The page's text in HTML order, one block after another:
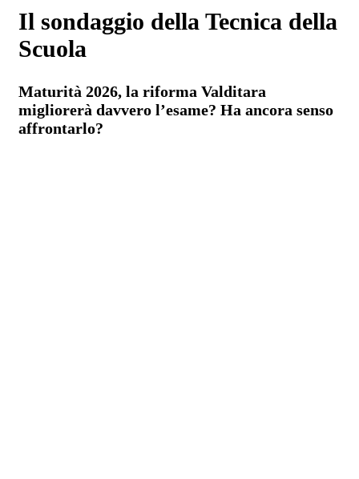
Il sondaggio della Tecnica della
Scuola
Maturità 2026, la riforma Valditara
migliorerà davvero l’esame? Ha ancora senso
affrontarlo?